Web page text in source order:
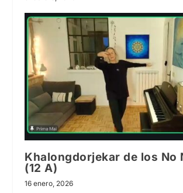
Khalongdorjekar de los No
(12 A)
16 enero, 2026